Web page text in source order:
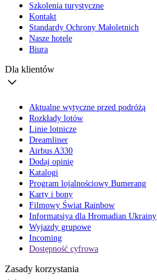
Szkolenia turystyczne
Kontakt
Standardy Ochrony Małoletnich
Nasze hotele
Biura
Dla klientów
Aktualne wytyczne przed podróżą
Rozkłady lotów
Linie lotnicze
Dreamliner
Airbus A330
Dodaj opinię
Katalogi
Program lojalnościowy Bumerang
Karty i bony
Filmowy Świat Rainbow
Informatsiya dla Hromadian Ukrainy
Wyjazdy grupowe
Incoming
Dostępność cyfrowa
Zasady korzystania